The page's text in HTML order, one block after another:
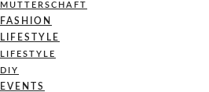
MUTTERSCHAFT
FASHION
LIFESTYLE
LIFESTYLE
DIY
EVENTS